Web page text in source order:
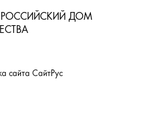
РОССИЙСКИЙ ДОМ
сайта СайтРус